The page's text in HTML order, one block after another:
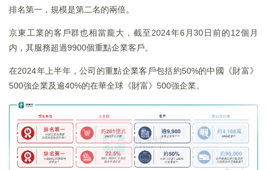
排名第一，規模是第二名的兩倍。
京東工業的客戶群也相當龐大，截至2024年6月30日前的12個月
内，其服務超過9900個重點企業客戶。
在2024年上半年，公司的重點企業客戶包括約50%的中國《財富》
500強企業及逾40%的在華全球《財富》500強企業。